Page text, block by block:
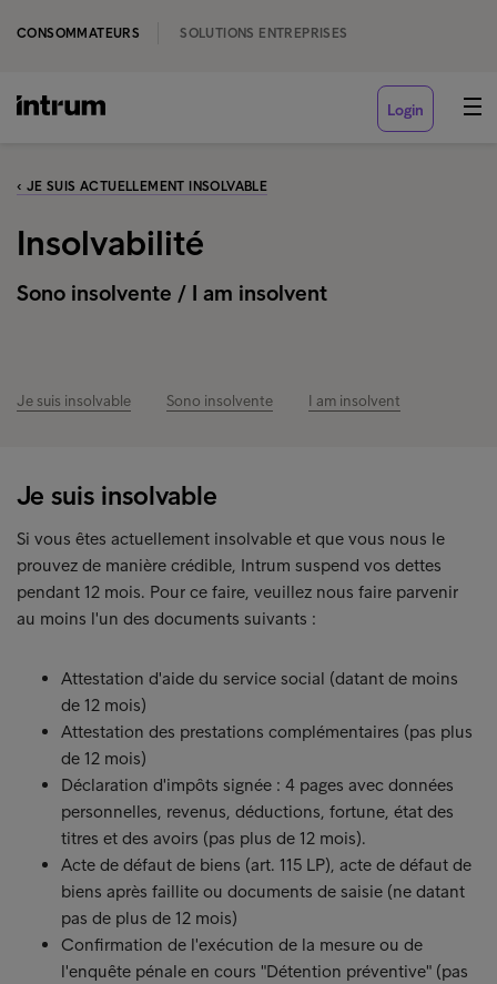
CONSOMMATEURS SOLUTIONS ENTREPRISES
Login
‹ JE SUIS ACTUELLEMENT INSOLVABLE
Insolvabilité
Sono insolvente / I am insolvent
Je suis insolvable Sono insolvente I am insolvent
Je suis insolvable
Si vous êtes actuellement insolvable et que vous nous le
prouvez de manière crédible, Intrum suspend vos dettes
pendant 12 mois. Pour ce faire, veuillez nous faire parvenir
au moins l'un des documents suivants :
Attestation d'aide du service social (datant de moins
de 12 mois)
Attestation des prestations complémentaires (pas plus
de 12 mois)
Déclaration d'impôts signée : 4 pages avec données
personnelles, revenus, déductions, fortune, état des
titres et des avoirs (pas plus de 12 mois).
Acte de défaut de biens (art. 115 LP), acte de défaut de
biens après faillite ou documents de saisie (ne datant
pas de plus de 12 mois)
Confirmation de l'exécution de la mesure ou de
l'enquête pénale en cours "Détention préventive" (pas